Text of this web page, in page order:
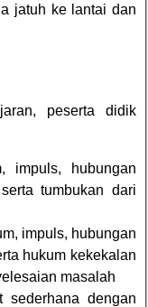
jatuh ke lantai dan
peserta didik
impuls, hubungan
tumbukan dari
impuls, hubungan
hukum kekekalan
masalah
sederhana dengan